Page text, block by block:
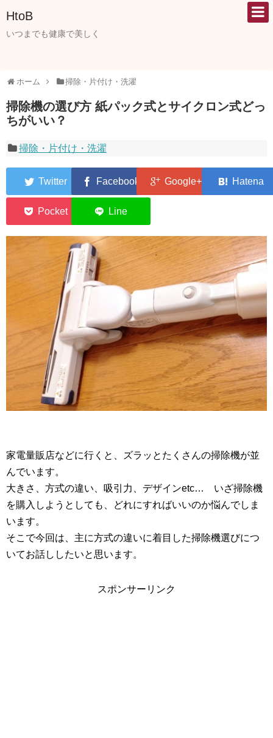
HtoB
いつまでも健康で美しく
ホーム 掃除・片付け・洗濯
掃除機の選び方 紙パック式とサイクロン式どっ
ちがいい？
掃除・片付け・洗濯
家電量販店などに行くと、ズラッとたくさんの掃除機が並
んでいます。
大きさ、方式の違い、吸引力、デザインetc… いざ掃除機
を購入しようとしても、どれにすればいいのか悩んでしま
います。
そこで今回は、主に方式の違いに着目した掃除機選びにつ
いてお話ししたいと思います。
スポンサーリンク